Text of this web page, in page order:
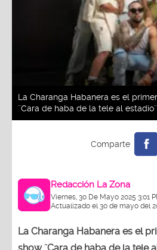
La Charanga Habanera es el
¨Cara de haba de la tele al estadio¨
Redacción La Zona
Viernes, 30 De Mayo 2025 3:01
Actualizado el 30 de mayo del
La Charanga Habanera es el